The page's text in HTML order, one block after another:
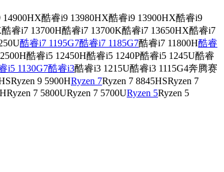
14900HX酷睿i9 13980HX酷睿i9 13900HX酷睿i9
酷睿i7 13700H酷睿i7 13700K酷睿i7 13650HX酷睿i7
酷睿i7 1195G7酷睿i7 1185G7酷睿i7 11800H酷睿
酷睿i5 12450H酷睿i5 1240P酷睿i5 1245U酷睿
i5 1130G7酷睿i3酷睿i3 1215U酷睿i3 1115G4奔腾赛
Ryzen 9 5900HRyzen 7Ryzen 7 8845HSRyzen 7
Ryzen 7 5800URyzen 7 5700URyzen 5Ryzen 5